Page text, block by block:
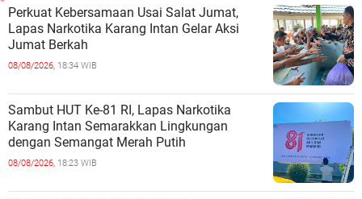
Perkuat Kebersamaan Usai Salat Jumat,
Lapas Narkotika Karang Intan Gelar Aksi
Jumat Berkah
08/08/2026, 18:34 WIB
Sambut HUT Ke-81 RI, Lapas Narkotika
Karang Intan Semarakkan Lingkungan
dengan Semangat Merah Putih
08/08/2026, 18:23 WIB